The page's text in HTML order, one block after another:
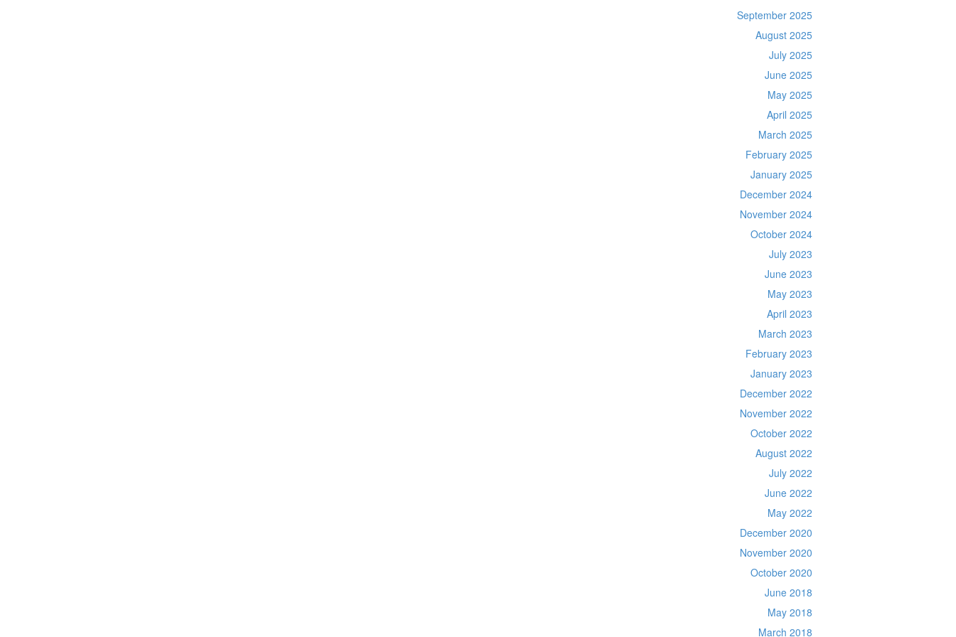
September 2025
August 2025
July 2025
June 2025
May 2025
April 2025
March 2025
February 2025
January 2025
December 2024
November 2024
October 2024
July 2023
June 2023
May 2023
April 2023
March 2023
February 2023
January 2023
December 2022
November 2022
October 2022
August 2022
July 2022
June 2022
May 2022
December 2020
November 2020
October 2020
June 2018
May 2018
March 2018